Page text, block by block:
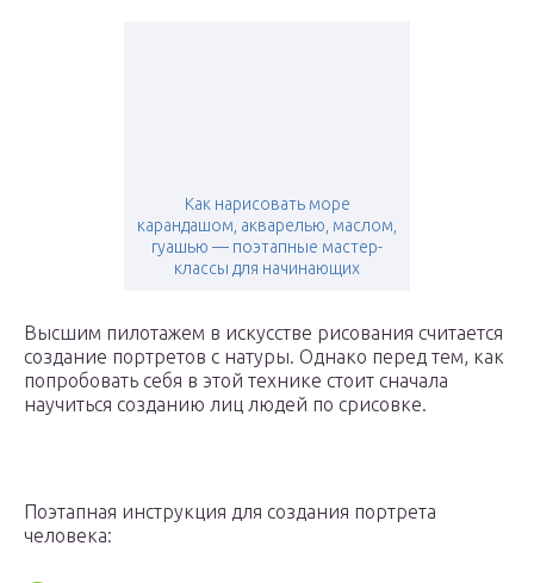
Как нарисовать море
карандашом, акварелью, маслом,
гуашью — поэтапные мастер-
классы для начинающих
Высшим пилотажем в искусстве рисования считается
создание портретов с натуры. Однако перед тем, как
попробовать себя в этой технике стоит сначала
научиться созданию лиц людей по срисовке.
Поэтапная инструкция для создания портрета
человека: